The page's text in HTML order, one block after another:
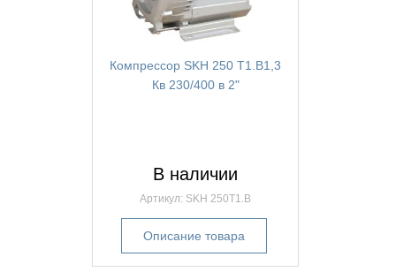
Компрессор SKH 250 T1.B1,3
Кв 230/400 в 2"
В наличии
Артикул: SKH 250T1.B
Описание товара